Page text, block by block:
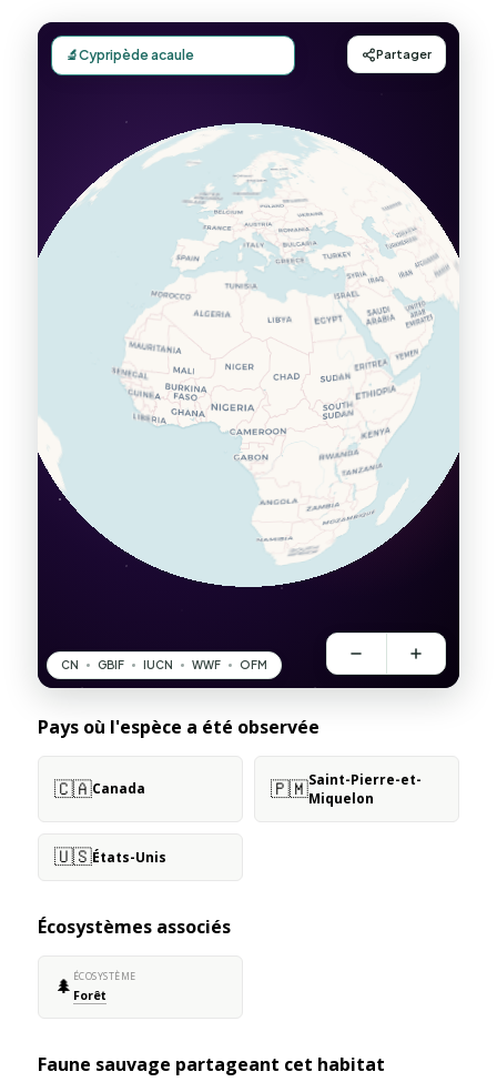
Pays où l'espèce a été observée
🇨🇦Canada 🇵🇲Saint-Pierre-et-
Miquelon
🇺🇸États-Unis
Écosystèmes associés
🌲 ÉCOSYSTÈME
Forêt
Faune sauvage partageant cet habitat